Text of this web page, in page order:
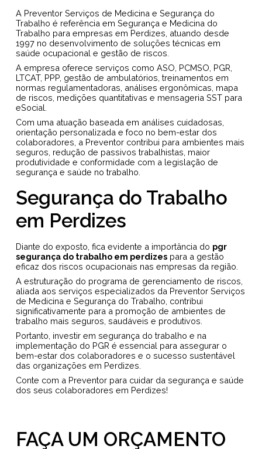
A Preventor Serviços de Medicina e Segurança do
Trabalho é referência em Segurança e Medicina do
Trabalho para empresas em Perdizes, atuando desde
1997 no desenvolvimento de soluções técnicas em
saúde ocupacional e gestão de riscos.
A empresa oferece serviços como ASO, PCMSO, PGR,
LTCAT, PPP, gestão de ambulatórios, treinamentos em
normas regulamentadoras, análises ergonômicas, mapa
de riscos, medições quantitativas e mensageria SST para
eSocial.
Com uma atuação baseada em análises cuidadosas,
orientação personalizada e foco no bem-estar dos
colaboradores, a Preventor contribui para ambientes mais
seguros, redução de passivos trabalhistas, maior
produtividade e conformidade com a legislação de
segurança e saúde no trabalho.
Segurança do Trabalho
em Perdizes
Diante do exposto, fica evidente a importância do pgr
segurança do trabalho em perdizes para a gestão
eficaz dos riscos ocupacionais nas empresas da região.
A estruturação do programa de gerenciamento de riscos,
aliada aos serviços especializados da Preventor Serviços
de Medicina e Segurança do Trabalho, contribui
significativamente para a promoção de ambientes de
trabalho mais seguros, saudáveis e produtivos.
Portanto, investir em segurança do trabalho e na
implementação do PGR é essencial para assegurar o
bem-estar dos colaboradores e o sucesso sustentável
das organizações em Perdizes.
Conte com a Preventor para cuidar da segurança e saúde
dos seus colaboradores em Perdizes!
FAÇA UM ORÇAMENTO